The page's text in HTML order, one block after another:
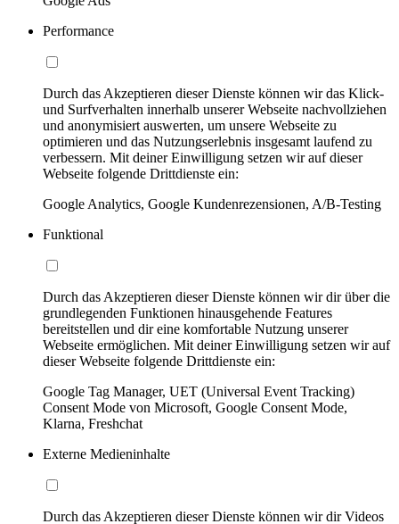
Performance
Durch das Akzeptieren dieser Dienste können wir das Klick-
und Surfverhalten innerhalb unserer Webseite nachvollziehen
und anonymisiert auswerten, um unsere Webseite zu
optimieren und das Nutzungserlebnis insgesamt laufend zu
verbessern. Mit deiner Einwilligung setzen wir auf dieser
Webseite folgende Drittdienste ein:
Google Analytics, Google Kundenrezensionen, A/B-Testing
Funktional
Durch das Akzeptieren dieser Dienste können wir dir über die
grundlegenden Funktionen hinausgehende Features
bereitstellen und dir eine komfortable Nutzung unserer
Webseite ermöglichen. Mit deiner Einwilligung setzen wir auf
dieser Webseite folgende Drittdienste ein:
Google Tag Manager, UET (Universal Event Tracking)
Consent Mode von Microsoft, Google Consent Mode,
Klarna, Freshchat
Externe Medieninhalte
Durch das Akzeptieren dieser Dienste können wir dir Videos